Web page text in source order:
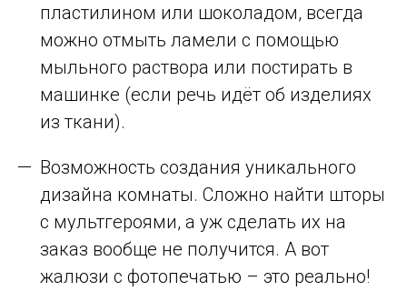
пластилином или шоколадом, всегда
можно отмыть ламели с помощью
мыльного раствора или постирать в
машинке (если речь идёт об изделиях
из ткани).
Возможность создания уникального
дизайна комнаты. Сложно найти шторы
с мультгероями, а уж сделать их на
заказ вообще не получится. А вот
жалюзи с фотопечатью – это реально!